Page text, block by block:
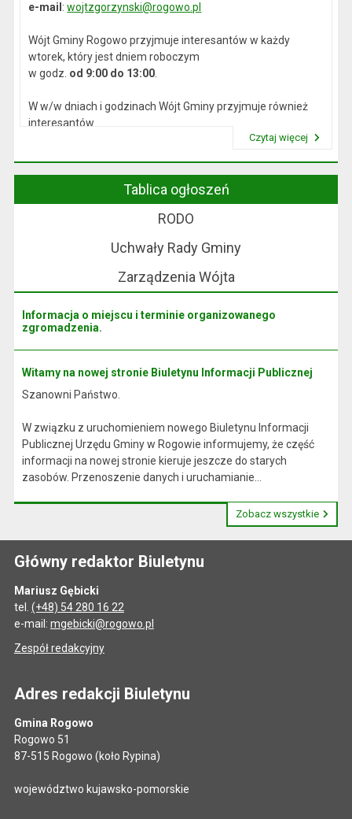
e-mail :wojtzgorzynski@rogowo.pl
Wójt Gminy Rogowo przyjmuje interesantów w każdy
wtorek, który jest dniem roboczym
w godz. od 9:00 do 13:00
W w/w dniach i godzinach Wójt Gminy przyjmuje również
interesantów
Czytaj więcej
Tablica ogłoszeń
RODO
Uchwały Rady Gminy
Zarządzenia Wójta
Informacja o miejscu i terminie organizowanego
zgromadzenia.
Witamy na nowej stronie Biuletynu Informacji Publicznej
Szanowni Państwo.
W związku z uruchomieniem nowego Biuletynu Informacji
Publicznej Urzędu Gminy w Rogowie informujemy, że część
informacji na nowej stronie kieruje jeszcze do starych
zasobów. Przenoszenie danych i uruchamianie...
Zobacz wszystkie
Główny redaktor Biuletynu
Mariusz Gębicki
tel. (+48) 54 280 16 22
e-mail: mgebicki@rogowo.pl
Zespół redakcyjny
Adres redakcji Biuletynu
Gmina Rogowo
Rogowo 51
87-515 Rogowo (koło Rypina)
województwo kujawsko-pomorskie